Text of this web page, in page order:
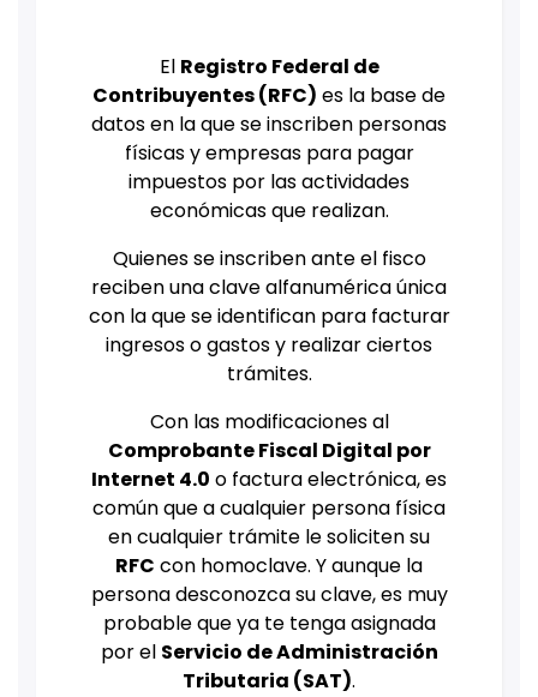
El Registro Federal de
Contribuyentes (RFC) es la base de
datos en la que se inscriben personas
físicas y empresas para pagar
impuestos por las actividades
económicas que realizan.
Quienes se inscriben ante el fisco
reciben una clave alfanumérica única
con la que se identifican para facturar
ingresos o gastos y realizar ciertos
trámites.
Con las modificaciones al
Comprobante Fiscal Digital por
Internet 4.0 o factura electrónica, es
común que a cualquier persona física
en cualquier trámite le soliciten su
RFC con homoclave. Y aunque la
persona desconozca su clave, es muy
probable que ya te tenga asignada
por el Servicio de Administración
Tributaria (SAT).